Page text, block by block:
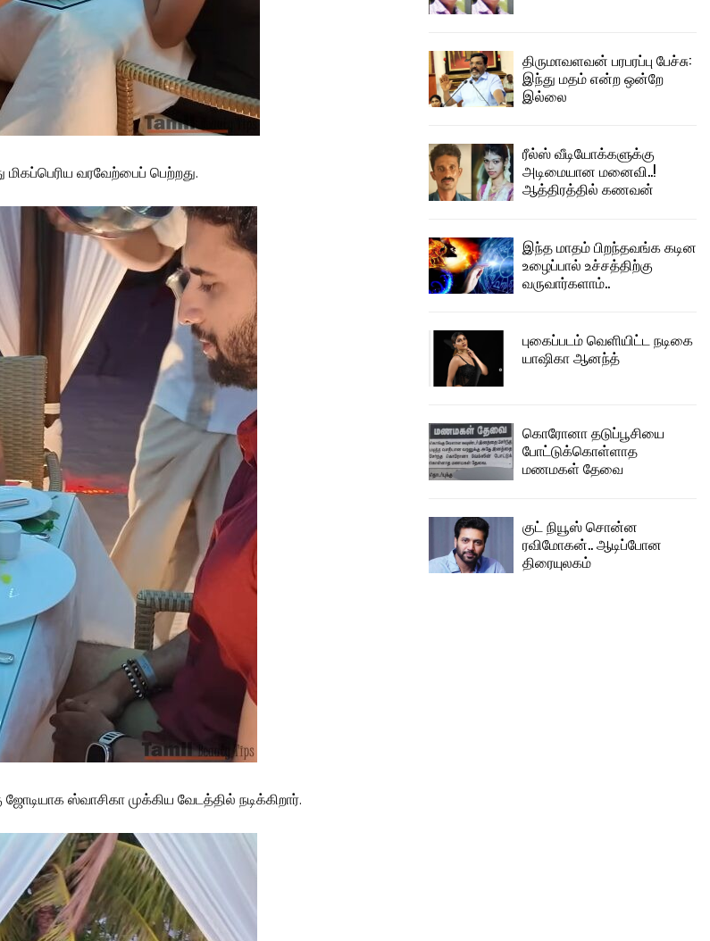
மிகப்பெரிய வரவேற்பைப் பெற்றது.
ஸ்வாசிகா முக்கிய வேடத்தில் நடிக்கிறார்.
திருமாவளவன் பரபரப்பு பேச்சு:
இந்து மதம் என்ற ஒன்றே
இல்லை
ரீல்ஸ் வீடியோக்களுக்கு
அடிமையான மனைவி..!
ஆத்திரத்தில் கணவன்
இந்த மாதம் பிறந்தவங்க கடின
உழைப்பால் உச்சத்திற்கு
வருவார்களாம்..
புகைப்படம் வெளியிட்ட நடிகை
யாஷிகா ஆனந்த்
கொரோனா தடுப்பூசியை
போட்டுக்கொள்ளாத
மணமகள் தேவை
குட் நியூஸ் சொன்ன
ரவிமோகன்.. ஆடிப்போன
திரையுலகம்